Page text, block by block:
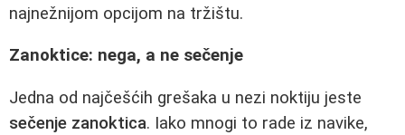
najnežnijom opcijom na tržištu.
Zanoktice: nega, a ne sečenje
Jedna od najčešćih grešaka u nezi noktiju jeste
sečenje zanoktica. Iako mnogi to rade iz navike,